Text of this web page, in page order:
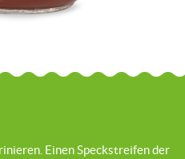
Einen Speckstreifen der